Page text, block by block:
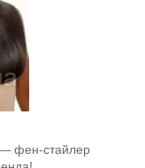
фен-стайлер